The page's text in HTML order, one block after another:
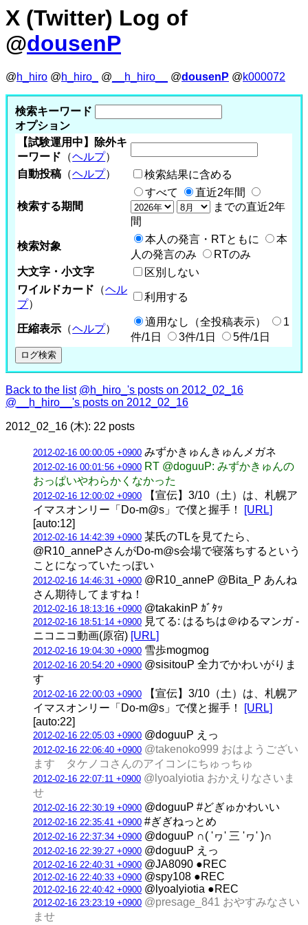
X (Twitter) Log of
@dousenP
@h_hiro @h_hiro_ @ __h_hiro__ @dousenP @k000072
検索キーワード
オプション
【試験運用中】除外キ
ーワード （ヘルプ）
自動投稿 （ヘルプ） 検索結果に含める
検索する期間
すべて
直近2年間
までの直近2年
間
検索対象
本人の発言・RTともに
本
人の発言のみ
RTのみ
大文字・小文字
区別しない
ワイルドカード （ヘル
プ）
利用する
圧縮表示 （ヘルプ）
適用なし（全投稿表示）
1
件/1日
3件/1日 5件/1日
Back to the list @h_hiro_'s posts on 2012_02_16
@__h_hiro__'s posts on 2012_02_16
2012_02_16 (木): 22 posts
2012-02-16 00:00:05 +0900 みずかきゅんきゅんメガネ
2012-02-16 00:01:56 +0900 RT @doguuP: みずかきゅんの
おっぱいやわらかくなかった
2012-02-16 12:00:02 +0900 【宣伝】3/10（土）は、札幌ア
イマスオンリー「Do-m@s」で僕と握手！
[URL]
[auto:12]
2012-02-16 14:42:39 +0900 某氏のTLを見てたら、
@R10_annePさんがDo-m@s会場で寝落ちするという
ことになっていたっぽい
2012-02-16 14:46:31 +0900 @R10_anneP @Bita_P あんね
さん期待してますね！
2012-02-16 18:13:16 +0900 @takakinP ｶﾞﾀｯ
2012-02-16 18:51:14 +0900 見てる: はるちは＠ゆるマンガ ‐
ニコニコ動画(原宿) [URL]
2012-02-16 19:04:30 +0900 雪歩mogmog
2012-02-16 20:54:20 +0900 @sisitouP 全力でかわいがりま
す
2012-02-16 22:00:03 +0900 【宣伝】3/10（土）は、札幌ア
イマスオンリー「Do-m@s」で僕と握手！
[URL]
[auto:22]
2012-02-16 22:05:03 +0900 @doguuP えっ
2012-02-16 22:06:40 +0900 @takenoko999 おはようござい
ます タケノコさんのアイコンにちゅっちゅ
2012-02-16 22:07:11 +0900 @lyoalyiotia おかえりなさいま
せ
2012-02-16 22:30:19 +0900 @doguuP #どぎゅかわいい
2012-02-16 22:35:41 +0900 #ぎぎねっとめ
2012-02-16 22:37:34 +0900 @doguuP ∩( 'ヮ' 三 'ヮ' )∩
2012-02-16 22:39:27 +0900 @doguuP えっ
2012-02-16 22:40:31 +0900 @JA8090 ●REC
2012-02-16 22:40:33 +0900 @spy108 ●REC
2012-02-16 22:40:42 +0900 @lyoalyiotia ●REC
2012-02-16 23:23:19 +0900 @presage_841 おやすみなさい
ませ